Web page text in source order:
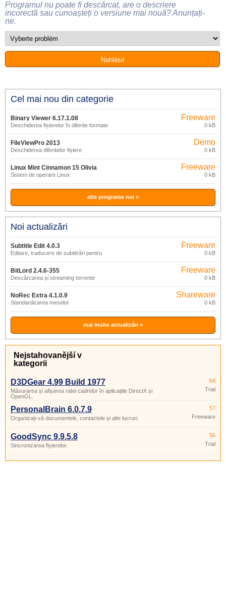
Programul nu poate fi descărcat, are o descriere
incorectă sau cunoașteți o versiune mai nouă? Anunțați-
ne.
Cel mai nou din categorie
Binary Viewer 6.17.1.08
Deschiderea fișierelor în diferite formate
Freeware
0 kB
FileViewPro 2013
Deschiderea diferitelor fișiere
Demo
0 kB
Linux Mint Cinnamon 15 Olivia
Sistem de operare Linux
Freeware
0 kB
alte programe noi »
Noi actualizări
Subtitle Edit 4.0.3
Editare, traducere de subtitrări pentru
Freeware
0 kB
BitLord 2.4.6-355
Descărcarea și streaming torrente
Freeware
0 kB
NoRec Extra 4.1.0.9
Standardizarea meselor
Shareware
0 kB
mai multe actualizări »
Nejstahovanější v
kategorii
D3DGear 4.99 Build 1977
Măsurarea și afișarea ratei cadrelor în aplicațiile DirectX și
OpenGL.
58
Trial
PersonalBrain 6.0.7.9
Organizați-vă documentele, contactele și alte lucruri.
57
Freeware
GoodSync 9.9.5.8
Sincronizarea fișierelor.
56
Trial